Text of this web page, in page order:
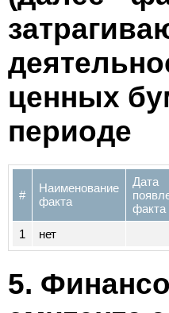
4.
(далее -
ценных
периоде
Наименование